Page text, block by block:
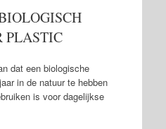
PLASTIC
dat een biologische
in de natuur te hebben
is voor dagelijkse